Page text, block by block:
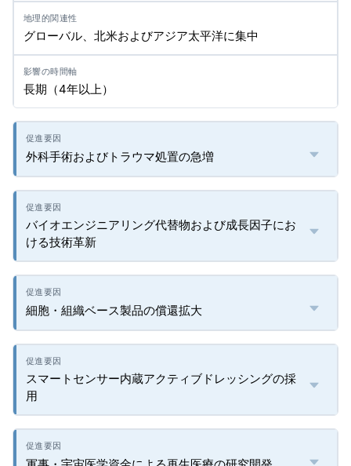
グローバル、北米およびアジア太平洋に集中
長期（4年以上）
外科手術およびトラウマ処置の急増
バイオエンジニアリング代替物および成長因子にお
ける技術革新
細胞・組織ベース製品の償還拡大
スマートセンサー内蔵アクティブドレッシングの採
用